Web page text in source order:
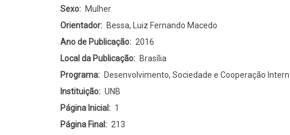
desenvolvimento:
conexões
e
contradições
em
Brasília
Sexo
Mulher
Orientador
Bessa, Luiz Fernando Macedo
Ano de Publicação
2016
Local da Publicação
Brasília
Programa
Desenvolvimento, Sociedade e Cooperação
Instituição
UNB
Página Inicial
1
Página Final
213